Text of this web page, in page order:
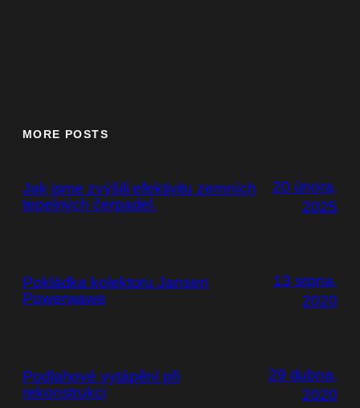
MORE POSTS
Jak jsme zvýšili efektivitu zemních
tepelných čerpadel.
20 února,
2025
Pokládka kolektoru Jansen
Powerwawe
13 srpna,
2020
Podlahové vytápění při
rekonstrukci
29 dubna,
2020